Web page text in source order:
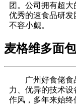
团。公司拥有超大
优秀的速食品研发
不容小觑。
麦格维多面
广州好食佬食
力、优异的技术
作风，多年来始终